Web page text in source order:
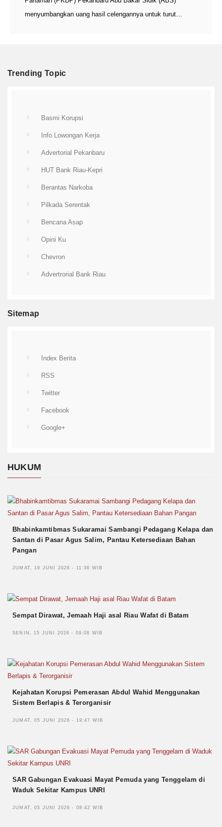
menyumbangkan uang hasil celengannya untuk turut…
Trending Topic
Basmi Korupsi
Info Lowongan Kerja
Advertorial Pekanbaru
HUT Bank Riau-Kepri
Berantas Narkoba
Pilkada Serentak
Bencana Asap
Opini Ku
Chevron
Advertrorial Bank Riau
Sitemap
Index Berita
RSS
Twitter
Facebook
Google+
HUKUM
Bhabinkamtibmas Sukaramai Sambangi Pedagang Kelapa dan
Santan di Pasar Agus Salim, Pantau Ketersediaan Bahan
Pangan
JUMAT, 19 JUNI 2026 - 11:36 WIB
Sempat Dirawat, Jemaah Haji asal Riau Wafat di Batam
SENIN, 15 JUNI 2026 - 09:08 WIB
Kejahatan Korupsi Pemerasan Abdul Wahid Menggunakan
Sistem Berlapis & Terorganisir
JUMAT, 05 JUNI 2026 - 19:47 WIB
SAR Gabungan Evakuasi Mayat Pemuda yang Tenggelam di
Waduk Sekitar Kampus UNRI
JUMAT, 05 JUNI 2026 - 08:42 WIB